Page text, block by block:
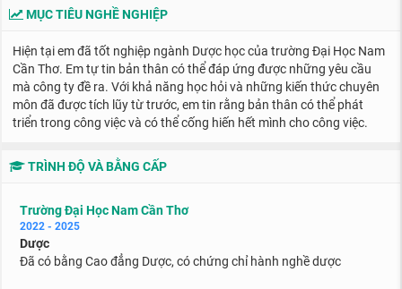
MỤC TIÊU NGHỀ NGHIỆP
Hiện tại em đã tốt nghiệp ngành Dược học của trường Đại Học Nam
Cần Thơ. Em tự tin bản thân có thể đáp ứng được những yêu cầu
mà công ty đề ra. Với khả năng học hỏi và những kiến thức chuyên
môn đã được tích lũy từ trước, em tin rằng bản thân có thể phát
triển trong công việc và có thể cống hiến hết mình cho công việc.
TRÌNH ĐỘ VÀ BẰNG CẤP
Trường Đại Học Nam Cần Thơ
2022 - 2025
Dược
Đã có bằng Cao đẳng Dược, có chứng chỉ hành nghề dược